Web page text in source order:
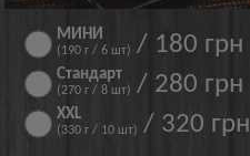
МИНИ
(190 г / 6 шт) / 180 грн
Стандарт
(270 г / 8 шт) / 280 грн
XXL
(330 г / 10 шт) / 320 грн